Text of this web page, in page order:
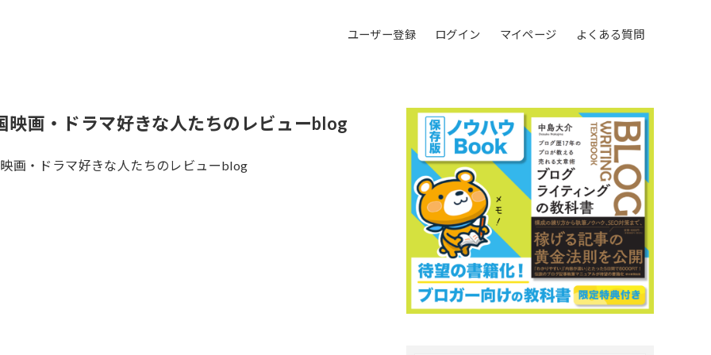
ユーザー登録 ログイン マイページ よくある質問
映画・ドラマ好きな人たちのレビューblog
画・ドラマ好きな人たちのレビューblog